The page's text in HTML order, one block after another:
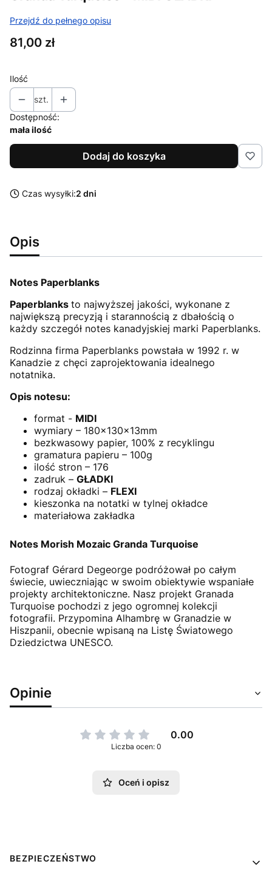
Przejdź do pełnego opisu
Cena
81,00 zł
Ilość
szt.
Dostępność:
mała ilość
Dodaj do koszyka
Czas wysyłki:2 dni
Opis
Notes Paperblanks
Paperblanks to najwyższej jakości, wykonane z
największą precyzją i starannością z dbałością o
każdy szczegół notes kanadyjskiej marki Paperblanks.
Rodzinna firma Paperblanks powstała w 1992 r. w
Kanadzie z chęci zaprojektowania idealnego
notatnika.
Opis notesu:
format - MIDI
wymiary – 180x130x13mm
bezkwasowy papier, 100% z recyklingu
gramatura papieru – 100g
ilość stron – 176
zadruk – GŁADKI
rodzaj okładki – FLEXI
kieszonka na notatki w tylnej okładce
materiałowa zakładka
Notes Morish Mozaic Granda Turquoise
Fotograf Gérard Degeorge podróżował po całym
świecie, uwieczniając w swoim obiektywie wspaniałe
projekty architektoniczne. Nasz projekt Granada
Turquoise pochodzi z jego ogromnej kolekcji
fotografii. Przypomina Alhambrę w Granadzie w
Hiszpanii, obecnie wpisaną na Listę Światowego
Dziedzictwa UNESCO.
Opinie
0.00
Liczba ocen: 0
Oceń i opisz
Linki w stopce
BEZPIECZEŃSTWO